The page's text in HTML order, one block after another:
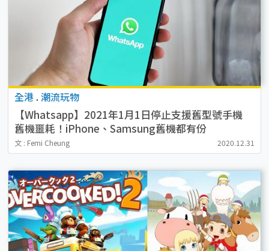
全港 . 潮流玩物
【Whatsapp】2021年1月1日停止支援舊型號手機
舊機噩耗！iPhone、Samsung舊機都有份
文 : Femi Cheung 2020.12.31